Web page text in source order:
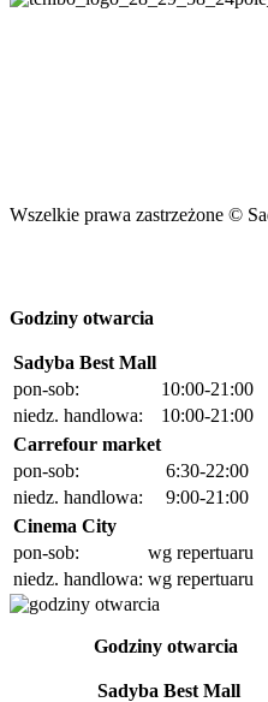
Wszelkie prawa zastrzeżone ©
Godziny otwarcia
Sadyba Best Mall
pon-sob:
10:00-21:00
niedz. handlowa:
10:00-21:00
Carrefour market
pon-sob:
6:30-22:00
niedz. handlowa:
9:00-21:00
Cinema City
pon-sob:
wg repertuaru
niedz. handlowa: wg repertuaru
Godziny otwarcia
Sadyba Best Mall